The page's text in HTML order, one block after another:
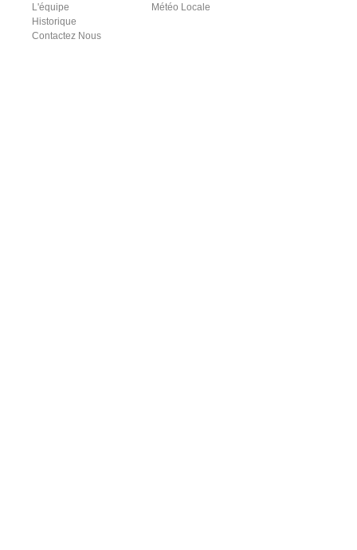
L'équipe
Historique
Contactez Nous
Météo Locale